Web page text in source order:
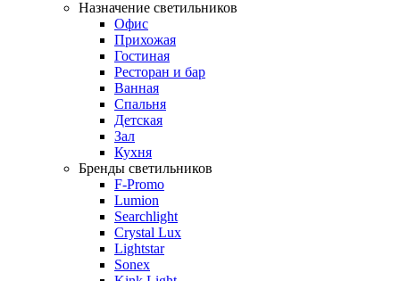
Назначение светильников
Офис
Прихожая
Гостиная
Ресторан и бар
Ванная
Спальня
Детская
Зал
Кухня
Бренды светильников
F-Promo
Lumion
Searchlight
Crystal Lux
Lightstar
Sonex